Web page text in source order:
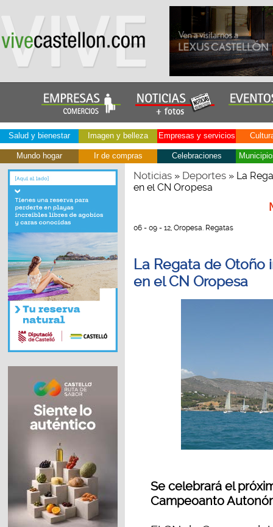
Salud y bienestar Imagen y belleza Empresas y servicios
Mundo hogar Ir de compras Celebraciones
Noticias» Deportes» La
en el CN Oropesa
06 - 09 - 12, Oropesa. Regatas
La Regata de
en el CN Oropesa
Se celebrará el
Campeoanto